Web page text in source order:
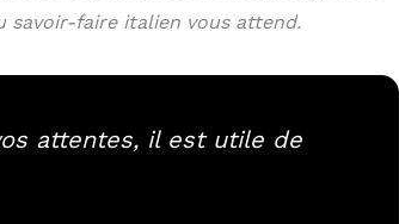
savoir-faire italien vous attend.
attentes, il est utile de